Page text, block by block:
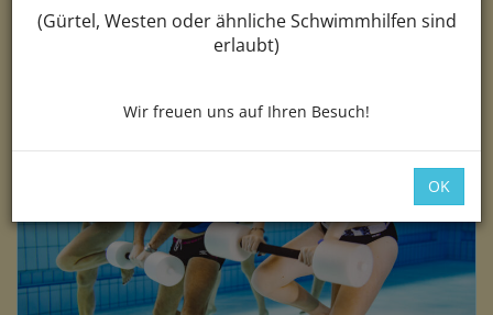
Buchen
(Gürtel, Westen oder ähnliche Schwimmhilfen sind
erlaubt)
Wir freuen uns auf Ihren Besuch!
OK